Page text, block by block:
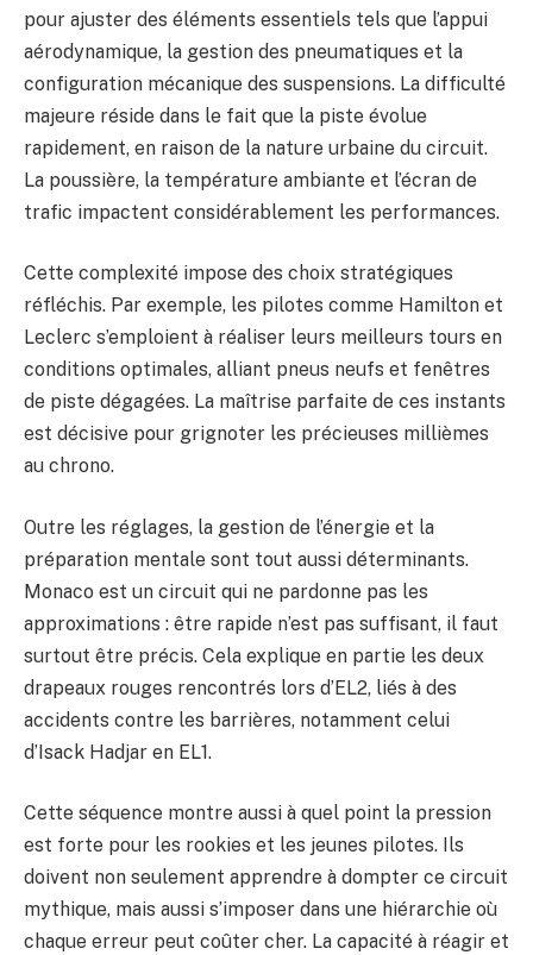
pour ajuster des éléments essentiels tels que l’appui
aérodynamique, la gestion des pneumatiques et la
configuration mécanique des suspensions. La difficulté
majeure réside dans le fait que la piste évolue
rapidement, en raison de la nature urbaine du circuit.
La poussière, la température ambiante et l’écran de
trafic impactent considérablement les performances.
Cette complexité impose des choix stratégiques
réfléchis. Par exemple, les pilotes comme Hamilton et
Leclerc s’emploient à réaliser leurs meilleurs tours en
conditions optimales, alliant pneus neufs et fenêtres
de piste dégagées. La maîtrise parfaite de ces instants
est décisive pour grignoter les précieuses millièmes
au chrono.
Outre les réglages, la gestion de l’énergie et la
préparation mentale sont tout aussi déterminants.
Monaco est un circuit qui ne pardonne pas les
approximations : être rapide n’est pas suffisant, il faut
surtout être précis. Cela explique en partie les deux
drapeaux rouges rencontrés lors d’EL2, liés à des
accidents contre les barrières, notamment celui
d’Isack Hadjar en EL1.
Cette séquence montre aussi à quel point la pression
est forte pour les rookies et les jeunes pilotes. Ils
doivent non seulement apprendre à dompter ce circuit
mythique, mais aussi s’imposer dans une hiérarchie où
chaque erreur peut coûter cher. La capacité à réagir et